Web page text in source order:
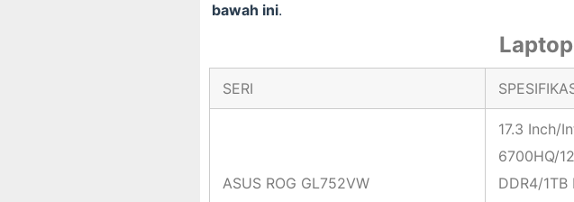
bawah ini.
SERI
ASUS ROG GL752VW
17.3 Inch/
6700HQ/
DDR4/1TB